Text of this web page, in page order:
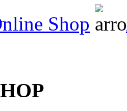
Shop